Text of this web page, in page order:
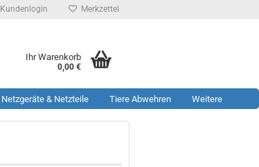
Kundenlogin Merkzettel
Ihr Warenkorb
0,00 €
Netzgeräte & Netzteile Tiere Abwehren Weitere